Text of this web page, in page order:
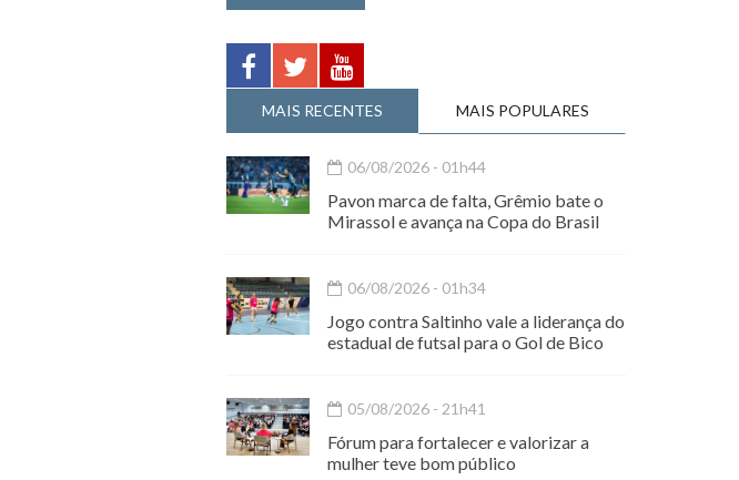
MAIS RECENTES MAIS POPULARES
06/08/2026 - 01h44
Pavon marca de falta, Grêmio bate o
Mirassol e avança na Copa do Brasil
06/08/2026 - 01h34
Jogo contra Saltinho vale a liderança do
estadual de futsal para o Gol de Bico
05/08/2026 - 21h41
Fórum para fortalecer e valorizar a
mulher teve bom público